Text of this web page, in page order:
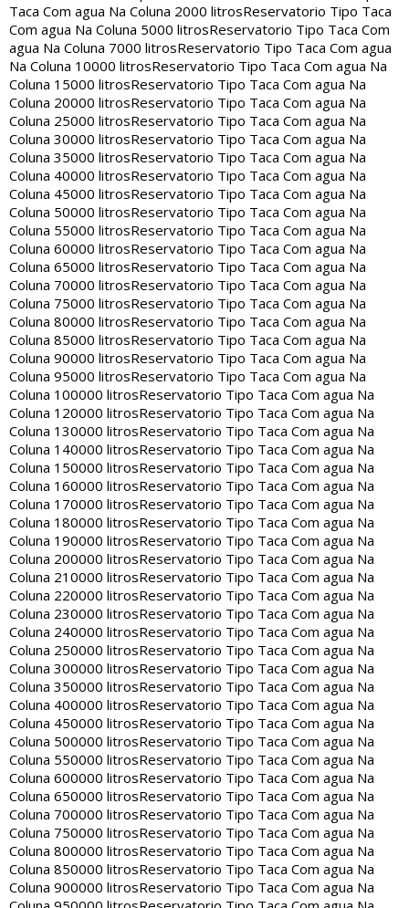
Taca Com agua Na Coluna 2000 litrosReservatorio Tipo Taca
Com agua Na Coluna 5000 litrosReservatorio Tipo Taca Com
agua Na Coluna 7000 litrosReservatorio Tipo Taca Com agua
Na Coluna 10000 litrosReservatorio Tipo Taca Com agua Na
Coluna 15000 litrosReservatorio Tipo Taca Com agua Na
Coluna 20000 litrosReservatorio Tipo Taca Com agua Na
Coluna 25000 litrosReservatorio Tipo Taca Com agua Na
Coluna 30000 litrosReservatorio Tipo Taca Com agua Na
Coluna 35000 litrosReservatorio Tipo Taca Com agua Na
Coluna 40000 litrosReservatorio Tipo Taca Com agua Na
Coluna 45000 litrosReservatorio Tipo Taca Com agua Na
Coluna 50000 litrosReservatorio Tipo Taca Com agua Na
Coluna 55000 litrosReservatorio Tipo Taca Com agua Na
Coluna 60000 litrosReservatorio Tipo Taca Com agua Na
Coluna 65000 litrosReservatorio Tipo Taca Com agua Na
Coluna 70000 litrosReservatorio Tipo Taca Com agua Na
Coluna 75000 litrosReservatorio Tipo Taca Com agua Na
Coluna 80000 litrosReservatorio Tipo Taca Com agua Na
Coluna 85000 litrosReservatorio Tipo Taca Com agua Na
Coluna 90000 litrosReservatorio Tipo Taca Com agua Na
Coluna 95000 litrosReservatorio Tipo Taca Com agua Na
Coluna 100000 litrosReservatorio Tipo Taca Com agua Na
Coluna 120000 litrosReservatorio Tipo Taca Com agua Na
Coluna 130000 litrosReservatorio Tipo Taca Com agua Na
Coluna 140000 litrosReservatorio Tipo Taca Com agua Na
Coluna 150000 litrosReservatorio Tipo Taca Com agua Na
Coluna 160000 litrosReservatorio Tipo Taca Com agua Na
Coluna 170000 litrosReservatorio Tipo Taca Com agua Na
Coluna 180000 litrosReservatorio Tipo Taca Com agua Na
Coluna 190000 litrosReservatorio Tipo Taca Com agua Na
Coluna 200000 litrosReservatorio Tipo Taca Com agua Na
Coluna 210000 litrosReservatorio Tipo Taca Com agua Na
Coluna 220000 litrosReservatorio Tipo Taca Com agua Na
Coluna 230000 litrosReservatorio Tipo Taca Com agua Na
Coluna 240000 litrosReservatorio Tipo Taca Com agua Na
Coluna 250000 litrosReservatorio Tipo Taca Com agua Na
Coluna 300000 litrosReservatorio Tipo Taca Com agua Na
Coluna 350000 litrosReservatorio Tipo Taca Com agua Na
Coluna 400000 litrosReservatorio Tipo Taca Com agua Na
Coluna 450000 litrosReservatorio Tipo Taca Com agua Na
Coluna 500000 litrosReservatorio Tipo Taca Com agua Na
Coluna 550000 litrosReservatorio Tipo Taca Com agua Na
Coluna 600000 litrosReservatorio Tipo Taca Com agua Na
Coluna 650000 litrosReservatorio Tipo Taca Com agua Na
Coluna 700000 litrosReservatorio Tipo Taca Com agua Na
Coluna 750000 litrosReservatorio Tipo Taca Com agua Na
Coluna 800000 litrosReservatorio Tipo Taca Com agua Na
Coluna 850000 litrosReservatorio Tipo Taca Com agua Na
Coluna 900000 litrosReservatorio Tipo Taca Com agua Na